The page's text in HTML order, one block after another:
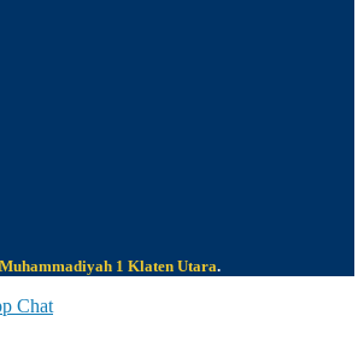
1 Klaten Utara.
Chat